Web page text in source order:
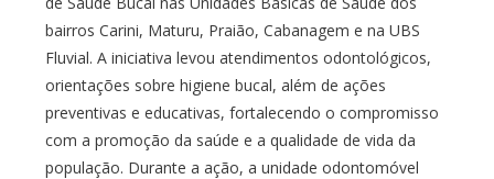
bairros Carini, Maturu, Praião, Cabanagem e na UBS
Fluvial. A iniciativa levou atendimentos odontológicos,
orientações sobre higiene bucal, além de ações
preventivas e educativas, fortalecendo o compromisso
com a promoção da saúde e a qualidade de vida da
população. Durante a ação, a unidade odontomóvel